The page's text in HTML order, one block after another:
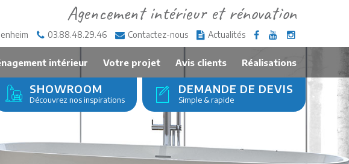
Agencement intérieur et rénovation
03.88.48.29.46 Contactez-nous Actualités
intérieur Votre projet Avis clients Réalisations
SHOWROOM
Découvrez nos inspirations
DEMANDE DE DEVIS
Simple & rapide